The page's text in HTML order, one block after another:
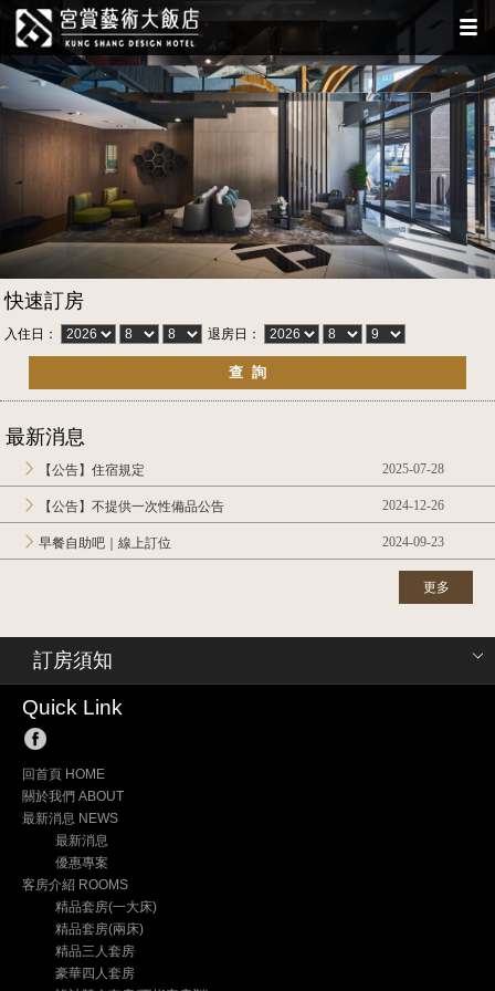
快速訂房
入住日： 退房日：
最新消息
【公告】住宿規定 2025-07-28
【公告】不提供一次性備品公告 2024-12-26
早餐自助吧｜線上訂位 2024-09-23
更多
訂房須知
Quick Link
回首頁 HOME
關於我們 ABOUT
最新消息 NEWS
最新消息
優惠專案
客房介紹 ROOMS
精品套房(一大床)
精品套房(兩床)
精品三人套房
豪華四人套房